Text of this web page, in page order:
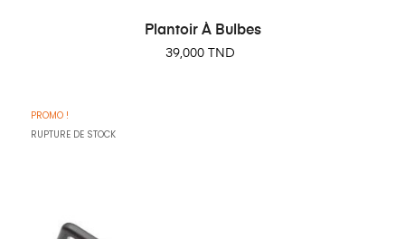
Plantoir À Bulbes
Prix
39,000 TND
PROMO !
RUPTURE DE STOCK